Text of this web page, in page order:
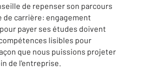
de repenser son parcours
de carrière: engagement
payer ses études doivent
lisibles pour
que nous puissions projeter
de l'entreprise.